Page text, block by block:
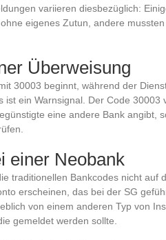
variieren diesbezüglich:
eigenes Zutun, andere
Überweisung
30003 beginnt, während der
ein Warnsignal. Der Code 30003
eine andere Bank angibt,
einer Neobank
traditionellen Bankcodes nicht auf
erscheinen, das bei der SG
von einem anderen Typ von
gemeldet werden sollte.